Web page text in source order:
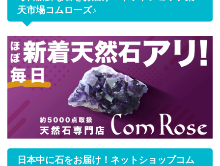
天市場コムローズ♪
日本中に石をお届け！ネットショップコム